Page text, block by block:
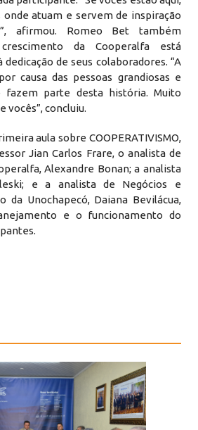
onde atuam e servem de inspiração
afirmou. Romeo Bet também
da Cooperalfa está
de seus colaboradores. “A
causa das pessoas grandiosas e
fazem parte desta história. Muito
vocês”, concluiu.
aula sobre COOPERATIVISMO,
Jian Carlos Frare, o analista de
Alexandre Bonan; a analista
e a analista de Negócios e
da Unochapecó, Daiana Bevilácua,
e o funcionamento do